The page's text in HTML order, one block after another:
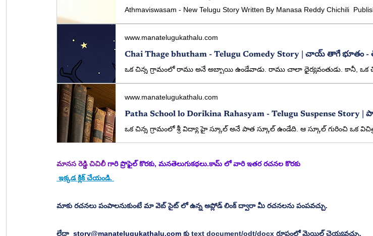
www.manatelugukathalu.com
www.manatelugukathalu.com
మానస రెడ్డి చిచిలీ గారి ప్రొఫైల్ కొరకు, మనతెలుగుకథలు.కామ్ లో వారి ఇతర రచనల కొరకు
ఇక్కడ క్లిక్ చేయండి.
మాకు రచనలు పంపాలనుకుంటే మా వెబ్ సైట్ లో ఉన్న అప్లోడ్ లింక్ ద్వారా మీ రచనలను పంపవచ్చు.
లేదా story@manatelugukathalu.com కు text document/odt/docx రూపంలో మెయిల్ చెయ్యవచ్చు.